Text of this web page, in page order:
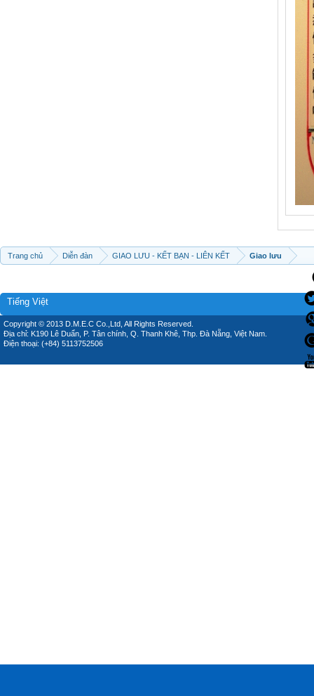
Trang chủ Diễn đàn GIAO LƯU - KẾT BẠN - LIÊN KẾT Giao lưu
Tiếng Việt
Copyright © 2013 D.M.E.C Co.,Ltd, All Rights Reserved.
Địa chỉ: K190 Lê Duẩn, P. Tân chính, Q. Thanh Khê, Thp. Đà Nẵng, Việt Nam.
Điện thoại: (+84) 5113752506